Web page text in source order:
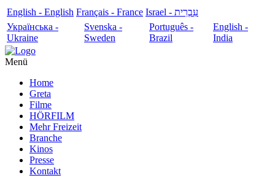
English - English Français - France
עִבְרִית - Israel
Українська -
Ukraine
Svenska -
Sweden
Português -
Brazil
English -
India
Menü
Home
Greta
Filme
HÖRFILM
Mehr Freizeit
Branche
Kinos
Presse
Kontakt